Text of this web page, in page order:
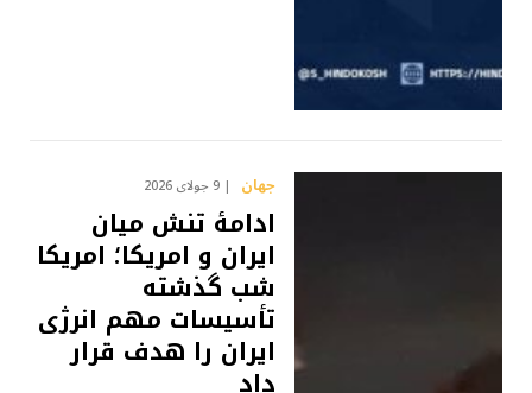
جهان 9 جولای 2026
ادامۀ تنش میان
ایران و امریکا؛ امریکا
شب گذشته
تأسیسات مهم انرژی
ایران را هدف قرار
داد